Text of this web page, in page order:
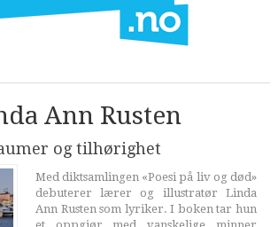
Ann Rusten
og tilhørighet
Med diktsamlingen «Poesi på liv og død»
debuterer lærer og illustratør Linda
Ann Rusten som lyriker. I boken tar hun